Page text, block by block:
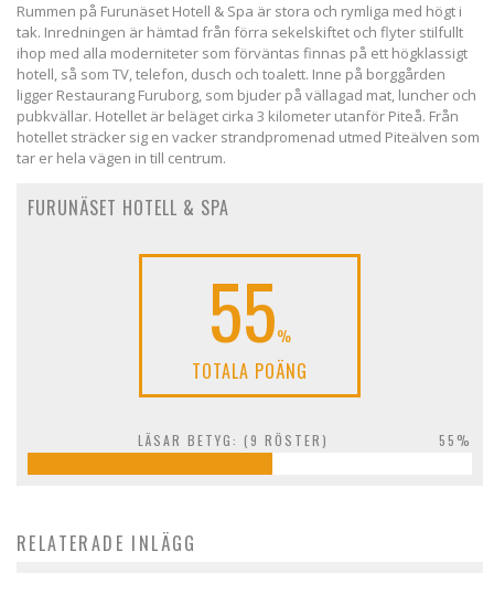
Rummen på Furunäset Hotell & Spa är stora och rymliga med högt i
tak. Inredningen är hämtad från förra sekelskiftet och flyter stilfullt
ihop med alla moderniteter som förväntas finnas på ett högklassigt
hotell, så som TV, telefon, dusch och toalett. Inne på borggården
ligger Restaurang Furuborg, som bjuder på vällagad mat, luncher och
pubkvällar. Hotellet är beläget cirka 3 kilometer utanför Piteå. Från
hotellet sträcker sig en vacker strandpromenad utmed Piteälven som
tar er hela vägen in till centrum.
FURUNÄSET HOTELL & SPA
55%
TOTALA POÄNG
LÄSAR BETYG: ( 9 RÖSTER) 55%
RELATERADE INLÄGG